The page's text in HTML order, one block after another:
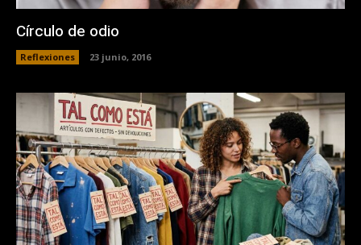
Círculo de odio
Reflexiones 23 junio, 2016